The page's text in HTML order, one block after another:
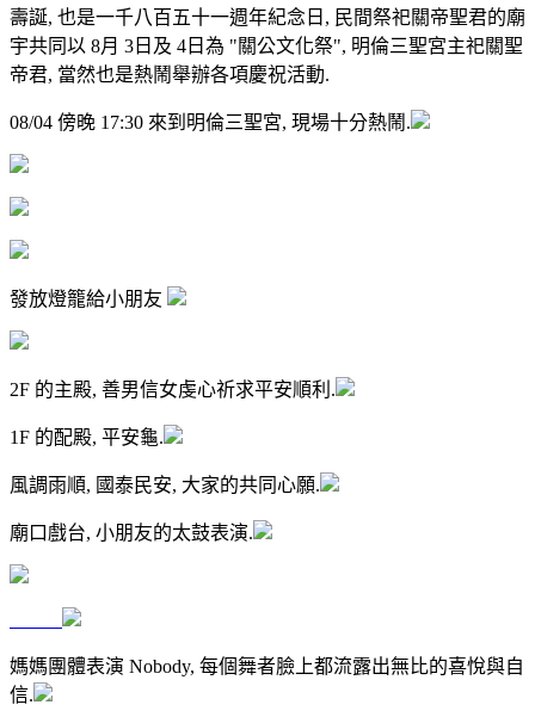
壽誕, 也是一千八百五十一週年紀念日, 民間祭祀關帝聖君的廟
宇共同以 8月 3日及 4日為 "關公文化祭", 明倫三聖宮主祀關聖
帝君, 當然也是熱鬧舉辦各項慶祝活動.
08/04 傍晚 17:30 來到 明倫三聖宮, 現場十分熱鬧 .
發放燈籠給小朋友
2F 的主殿, 善男信女虔心祈求平安順利.
1F 的配殿, 平安龜.
風調雨順, 國泰民安, 大家的共同心願.
廟口戲台, 小朋友的太鼓表演.
媽媽團體表演 Nobody, 每個舞者臉上都流露出無比的喜悅與自
信.